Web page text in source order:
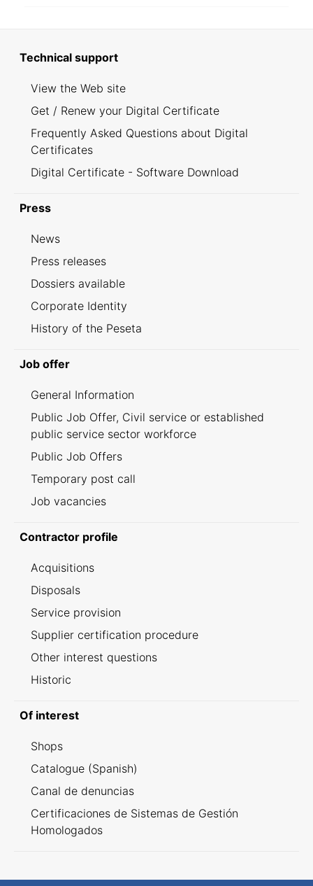
Technical support
View the Web site
Get / Renew your Digital Certificate
Frequently Asked Questions about Digital
Certificates
Digital Certificate - Software Download
Press
News
Press releases
Dossiers available
Corporate Identity
History of the Peseta
Job offer
General Information
Public Job Offer, Civil service or established
public service sector workforce
Public Job Offers
Temporary post call
Job vacancies
Contractor profile
Acquisitions
Disposals
Service provision
Supplier certification procedure
Other interest questions
Historic
Of interest
Shops
Catalogue (Spanish)
Canal de denuncias
Certificaciones de Sistemas de Gestión
Homologados